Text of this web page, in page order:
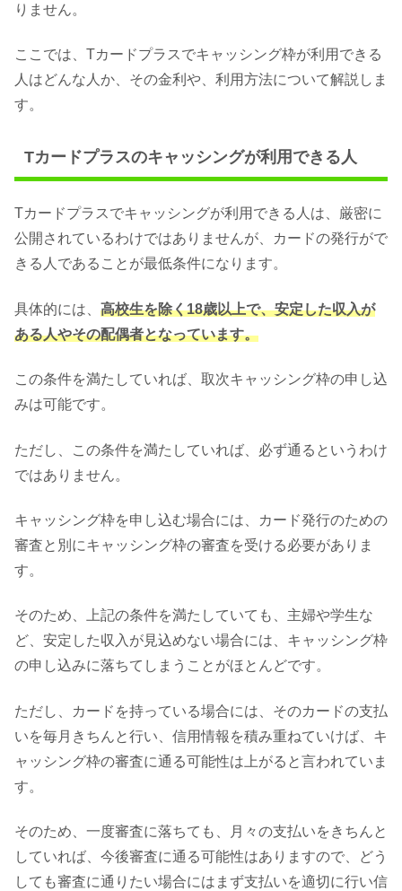
りません。
ここでは、Tカードプラスでキャッシング枠が利用できる
人はどんな人か、その金利や、利用方法について解説しま
す。
Tカードプラスのキャッシングが利用できる人
Tカードプラスでキャッシングが利用できる人は、厳密に
公開されているわけではありませんが、カードの発行がで
きる人であることが最低条件になります。
具体的には、 高校生を除く18歳以上で、安定した収入が
ある人やその配偶者となっています。
この条件を満たしていれば、取次キャッシング枠の申し込
みは可能です。
ただし、この条件を満たしていれば、必ず通るというわけ
ではありません。
キャッシング枠を申し込む場合には、カード発行のための
審査と別にキャッシング枠の審査を受ける必要がありま
す。
そのため、上記の条件を満たしていても、主婦や学生な
ど、安定した収入が見込めない場合には、キャッシング枠
の申し込みに落ちてしまうことがほとんどです。
ただし、カードを持っている場合には、そのカードの支払
いを毎月きちんと行い、信用情報を積み重ねていけば、キ
ャッシング枠の審査に通る可能性は上がると言われていま
す。
そのため、一度審査に落ちても、月々の支払いをきちんと
していれば、今後審査に通る可能性はありますので、どう
しても審査に通りたい場合にはまず支払いを適切に行い信